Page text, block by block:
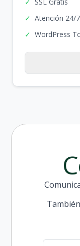
✓ Atención 24/7
✓ WordPress